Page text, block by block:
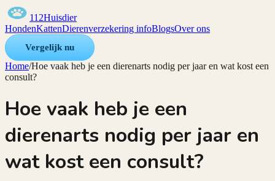
112Huisdier
HondenKattenDierenverzekering infoBlogsOver ons
Vergelijk nu
Home/Hoe vaak heb je een dierenarts nodig per jaar en wat kost een
consult?
Hoe vaak heb je een
dierenarts nodig per jaar en
wat kost een consult?